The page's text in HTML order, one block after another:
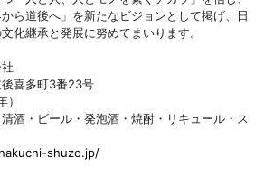
から道後へ」を新たなビジョンとして掲げ、日
化継承と発展に努めてまいります。
喜多町3番23号
酒・ビール・発泡酒・焼酎・リキュール・ス
shuzo.jp/